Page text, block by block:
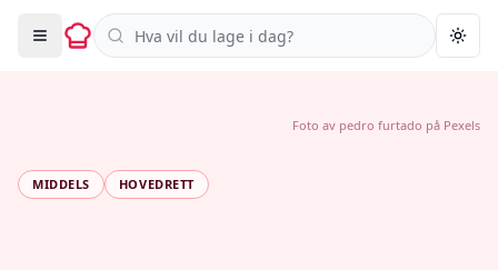
Søk i oppskrifter
MIDDELS HOVEDRETT
Foto av pedro furtado på Pexels